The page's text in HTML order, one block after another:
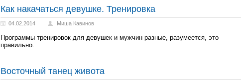
Как накачаться девушке. Тренировка
04.02.2014 Миша Кавинов
Программы тренировок для девушек и мужчин разные, разумеется, это
правильно.
Восточный танец живота